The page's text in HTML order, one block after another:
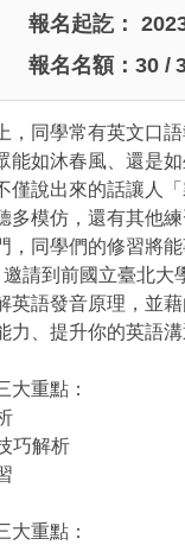
報名起訖：
報名名額：30 /
，同學常有英文口語
能如沐春風、還是如
僅說出來的話讓人
多模仿，還有其他
，同學們的修習將能
請到前國立臺北大
英語發音原理，並
、提升你的英語溝
大重點：
巧解析
大重點：